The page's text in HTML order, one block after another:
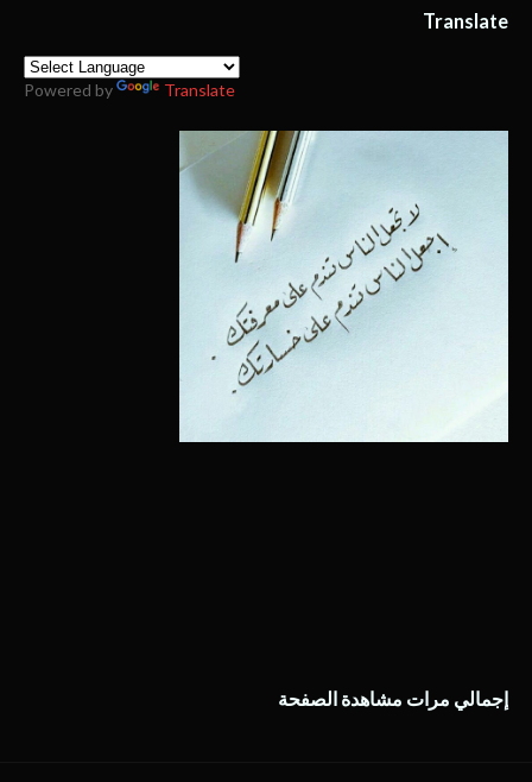
Translate
Powered by Translate
إجمالي مرات مشاهدة الصفحة